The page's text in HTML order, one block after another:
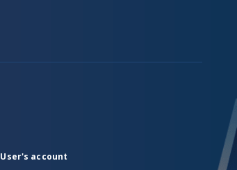
User's account